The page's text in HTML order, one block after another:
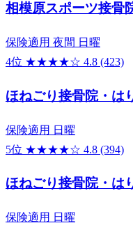
相模原スポーツ接骨
保険適用 夜間 日曜
4位 ★★★★☆ 4.8 (423)
ほねごり接骨院・は
保険適用 日曜
5位 ★★★★☆ 4.8 (394)
ほねごり接骨院・は
保険適用 日曜